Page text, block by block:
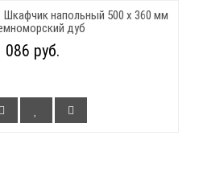
Шкафчик напольный 500 x 360 мм
дуб
086 руб.